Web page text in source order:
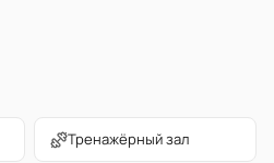
Тренажёрный зал